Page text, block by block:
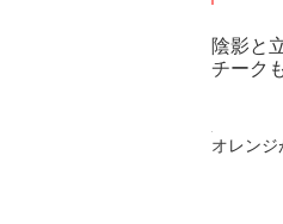
陰影と
チーク
オレンジ